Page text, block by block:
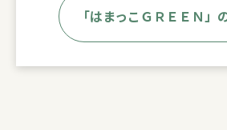
「はまっこＧＲＥＥＮ」